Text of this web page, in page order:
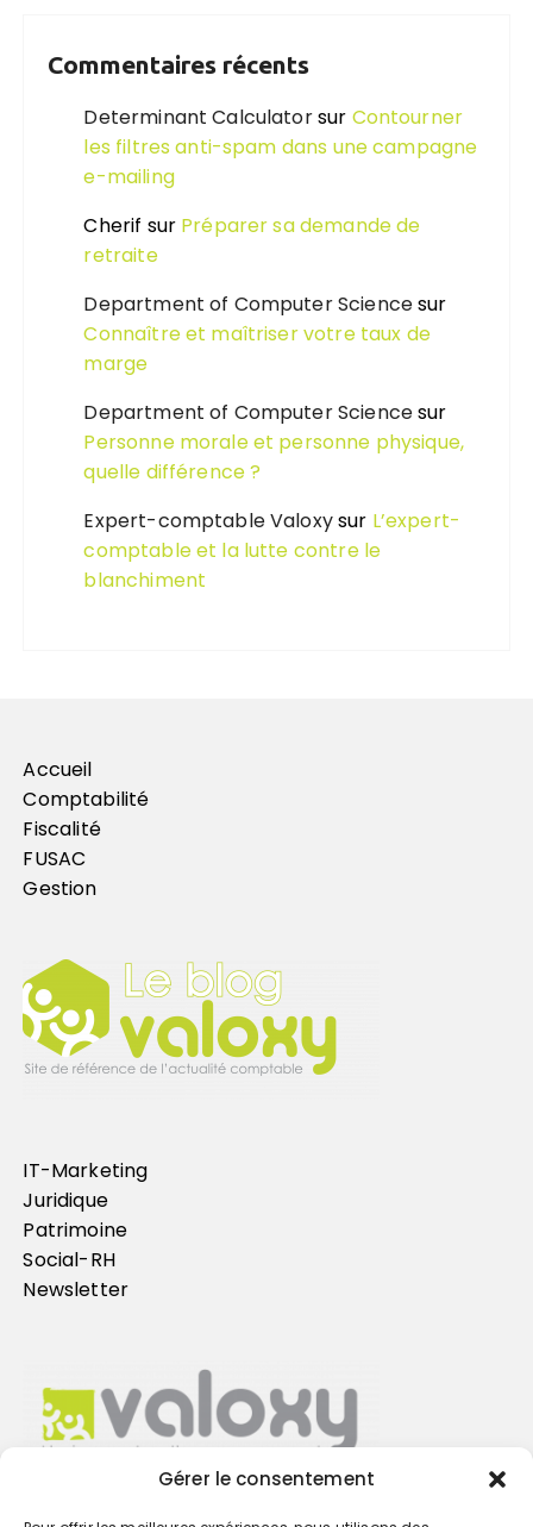
Gérer le consentement
Commentaires récents
Determinant Calculatorsur Contourner
les filtres anti-spam dans une campagne
e-mailing
Cherif sur Préparer sa demande de
retraite
Department of Computer Sciencesur
Connaître et maîtriser votre taux de
marge
Department of Computer Sciencesur
Personne morale et personne physique,
quelle différence ?
Expert-comptable Valoxysur L’expert-
comptable et la lutte contre le
blanchiment
Accueil
Comptabilité
Fiscalité
FUSAC
Gestion
IT-Marketing
Juridique
Patrimoine
Social-RH
Newsletter